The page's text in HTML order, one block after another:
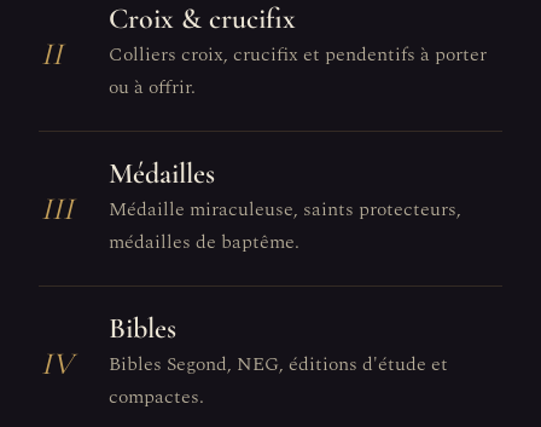
II
Croix & crucifix
Colliers croix, crucifix et pendentifs à porter
ou à offrir.
III
Médailles
Médaille miraculeuse, saints protecteurs,
médailles de baptême.
IV
Bibles
Bibles Segond, NEG, éditions d'étude et
compactes.